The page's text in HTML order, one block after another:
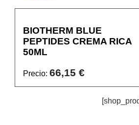
BIOTHERM BLUE
PEPTIDES CREMA RICA
50ML
Precio: 66,15 €